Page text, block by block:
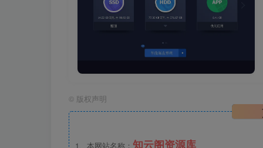
© 版权声明
1、本网站名称： 知云阁资源库